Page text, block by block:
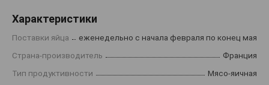
Характеристики
Поставки яйца
еженедельно с начала февраля по конец мая
Страна-производитель
Франция
Тип продуктивности
Мясо-яичная